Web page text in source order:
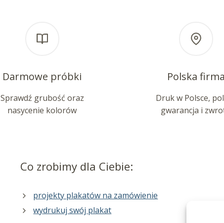
Darmowe próbki
Sprawdź grubość oraz
nasycenie kolorów
Polska firma
Druk w Polsce,
gwarancja i
Co zrobimy dla Ciebie:
projekty plakatów na zamówienie
wydrukuj swój plakat